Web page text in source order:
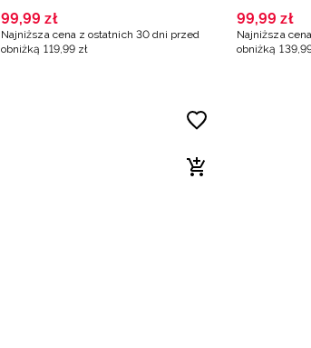
99,99 zł
Najniższa cena z ostatnich 30 dni przed
obniżką 119, 99 zł
99,99 zł
Najniższa
obniżką 139,